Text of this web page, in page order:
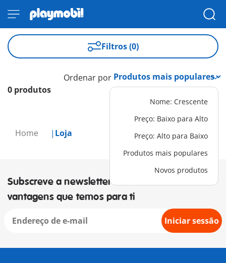
Home Loja
Filtros (0)
0 produtos
Ordenar por
Nome: Crescente
Preço: Baixo para Alto
Preço: Alto para Baixo
Produtos mais populares
Novos produtos
Subscreve a newsletter e descobre as
vantagens que temos para ti
Iniciar sessão